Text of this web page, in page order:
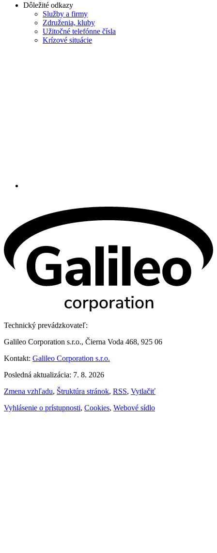
Dôležité odkazy
Služby a firmy
Združenia, kluby
Užitočné telefónne čísla
Krízové situácie
Technický prevádzkovateľ:
Galileo Corporation s.r.o., Čierna Voda 468, 925 06
Kontakt: Galileo Corporation s.r.o.
Posledná aktualizácia: 7. 8. 2026
Zmena vzhľadu, Štruktúra stránok, RSS, Vytlačiť
Vyhlásenie o prístupnosti, Cookies, Webové sídlo